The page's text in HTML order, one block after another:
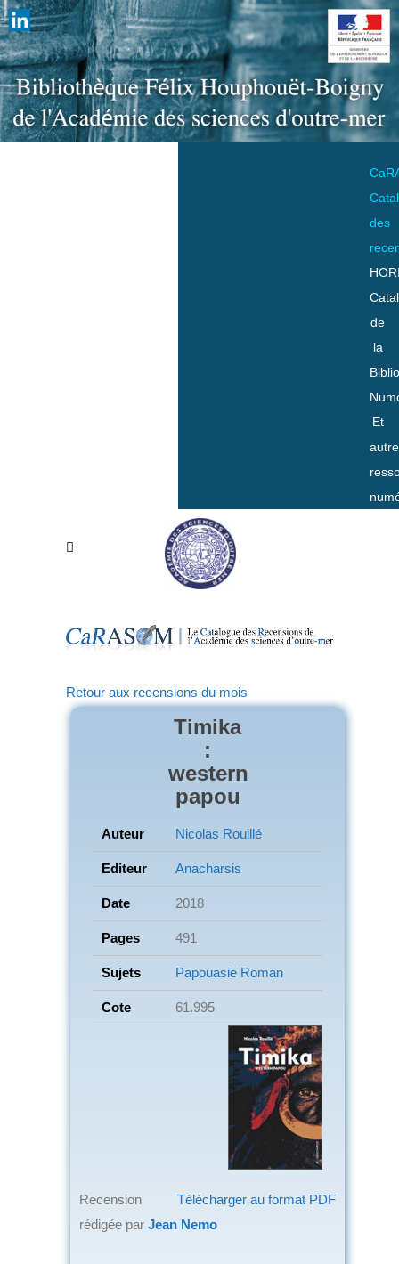
des
de
la
Et
Retour aux recensions du mois
Timika
:
western
papou
Auteur Nicolas Rouillé
Editeur Anacharsis
Date 2018
Pages 491
Sujets Papouasie Roman
Cote 61.995
Télécharger au format PDF
Recension
rédigée par Jean Nemo